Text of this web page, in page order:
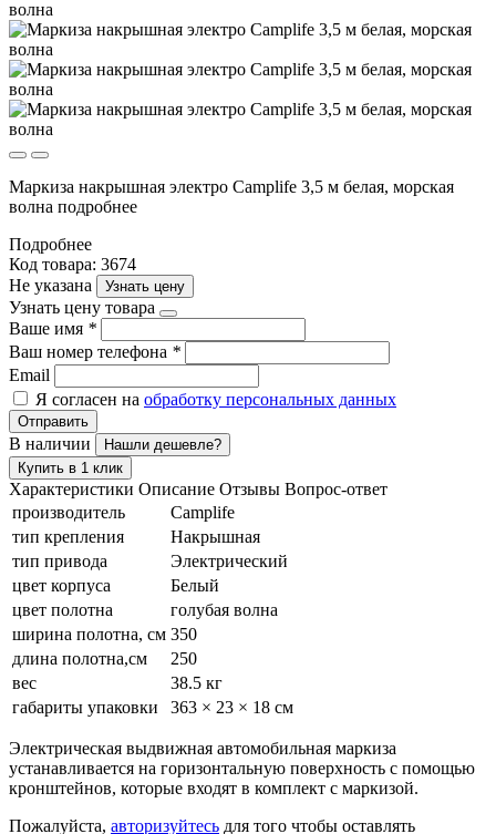
Маркиза накрышная электро Camplife 3,5 м белая, морская
волна подробнее
Подробнее
Код товара: 3674
Не указана
Узнать цену
Узнать цену товара
Ваше имя *
Ваш номер телефона *
Email
Я согласен на обработку персональных данных
Отправить
В наличии
Нашли дешевле?
Купить в 1 клик
Характеристики Описание Отзывы Вопрос-ответ
производитель
Camplife
тип крепления
Накрышная
тип привода
Электрический
цвет корпуса
Белый
цвет полотна
голубая волна
ширина полотна, см 350
длина полотна,см
250
вес
38.5 кг
габариты упаковки
363 × 23 × 18 см
Электрическая выдвижная автомобильная маркиза
устанавливается на горизонтальную поверхность с помощью
кронштейнов, которые входят в комплект с маркизой.
Пожалуйста, авторизуйтесь для того чтобы оставлять